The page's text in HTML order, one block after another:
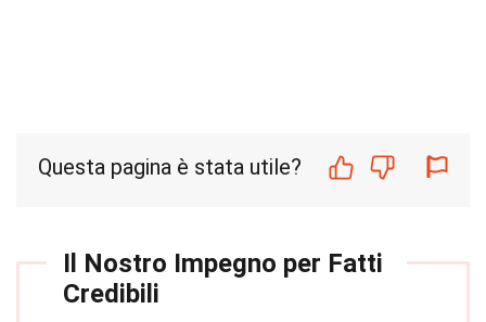
Questa pagina è stata utile?
Il Nostro Impegno per Fatti
Credibili